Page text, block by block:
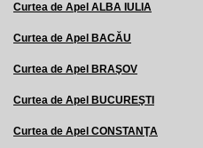
Curtea de Apel ALBA IULIA
Curtea de Apel BACĂU
Curtea de Apel BRAŞOV
Curtea de Apel BUCUREŞTI
Curtea de Apel CONSTANŢA